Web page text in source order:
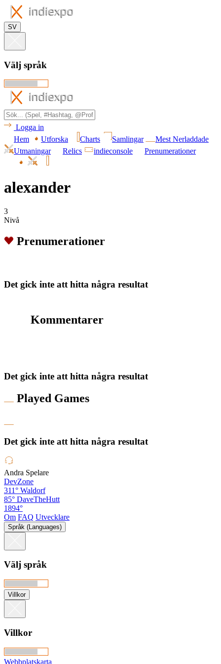
SV
Välj språk
Logga in
Hem
Utforska Charts Samlingar
Mest Nerladdade
Utmaningar
Relics indieconsole Prenumerationer
alexander
3
Nivå
Prenumerationer
Det gick inte att hitta några resultat
Kommentarer
Det gick inte att hitta några resultat
Played Games
Det gick inte att hitta några resultat
Andra Spelare
DevZone
311° Waldorf
85° DaveTheHutt
1894°
Om FAQ Utvecklare
Språk (Languages)
Välj språk
Villkor
Villkor
Webbplatskarta